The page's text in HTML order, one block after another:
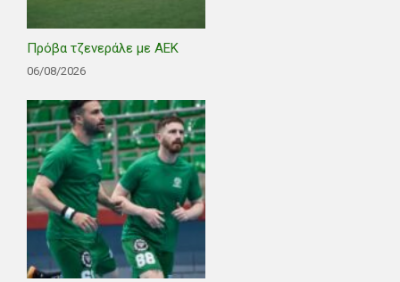
Πρόβα τζενεράλε με ΑΕΚ
06/08/2026